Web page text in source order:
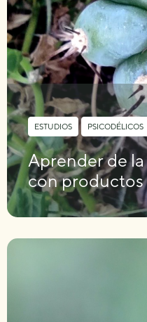
ESTUDIOS , PSICODÉLICOS
Aprender de
con productos